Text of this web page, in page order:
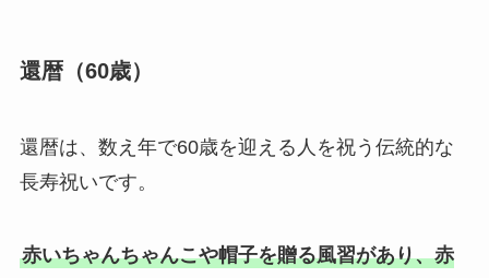
還暦（60歳）
還暦は、数え年で60歳を迎える人を祝う伝統的な
長寿祝いです。
赤いちゃんちゃんこや帽子を贈る風習があり、赤